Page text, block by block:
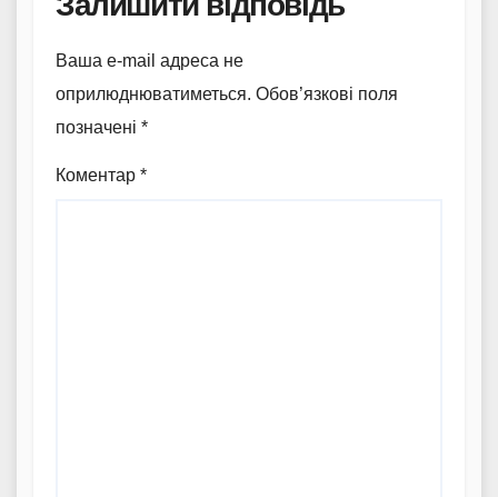
Ваша e-mail адреса не
оприлюднюватиметься. Обов’язкові поля
позначені *
Коментар *